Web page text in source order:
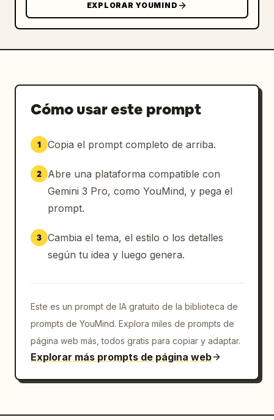
EXPLORAR YOUMIND
Cómo usar este prompt
1 Copia el prompt completo de arriba.
2
Abre una plataforma compatible con
Gemini 3 Pro, como YouMind, y pega el
prompt.
3 Cambia el tema, el estilo o los detalles
según tu idea y luego genera.
Este es un prompt de IA gratuito de la biblioteca de
prompts de YouMind. Explora miles de prompts de
página web más, todos gratis para copiar y adaptar.
Explorar más prompts de página web